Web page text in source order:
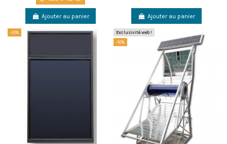
Ajouter au panier Ajouter au panier
-10%
Exclusivité web !
-10%